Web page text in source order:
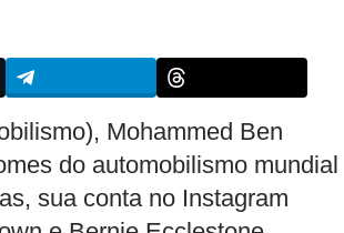
Mohammed Ben
do automobilismo mundial
sua conta no Instagram